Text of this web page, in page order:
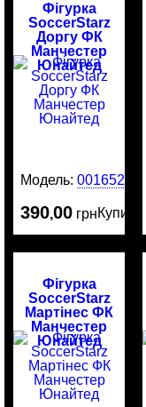
Фігурка
SoccerStarz
Доргу ФК
Манчестер
Юнайтед
Модель:0016529
390,00 грнКупити
Фігурка
SoccerStarz
Мартінес ФК
Манчестер
Юнайтед